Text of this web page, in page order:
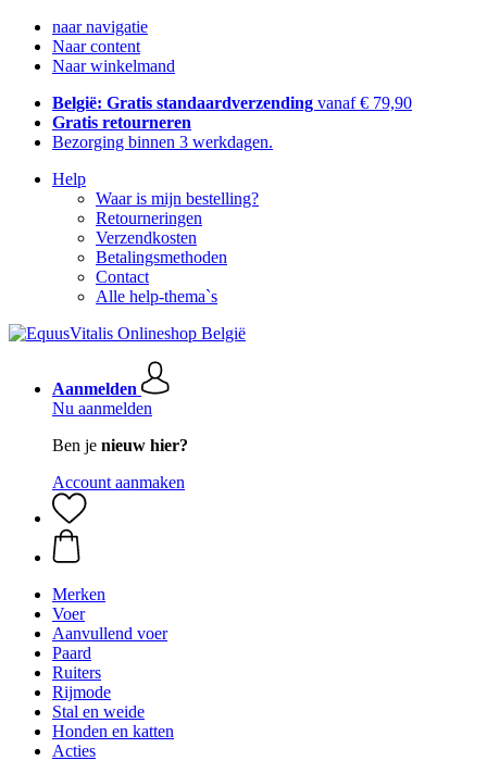
naar navigatie
Naar content
Naar winkelmand
België: Gratis standaardverzending vanaf € 79,90
Gratis retourneren
Bezorging binnen 3 werkdagen.
Help
Waar is mijn bestelling?
Retourneringen
Verzendkosten
Betalingsmethoden
Contact
Alle help-thema`s
Aanmelden
Nu aanmelden
Ben je nieuw hier?
Account aanmaken
Merken
Voer
Aanvullend voer
Paard
Ruiters
Rijmode
Stal en weide
Honden en katten
Acties